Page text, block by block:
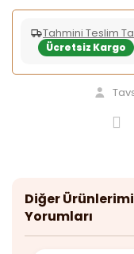
Tahmini Teslim
Ücretsiz Kargo
Diğer
Yorumları